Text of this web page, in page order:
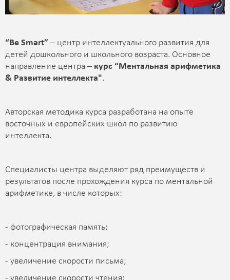
“Be Smart” – центр интеллектуального развития для
детей дошкольного и школьного возраста. Основное
направление центра – курс “Ментальная арифметика
& Развитие интеллекта".
Авторская методика курса разработана на опыте
восточных и европейских школ по развитию
интеллекта.
Специалисты центра выделяют ряд преимуществ и
результатов после прохождения курса по ментальной
арифметике, в числе которых:
- фотографическая память;
- концентрация внимания;
- увеличение скорости письма;